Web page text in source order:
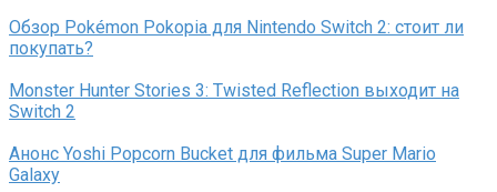
Обзор Pokémon Pokopia для Nintendo Switch 2: стоит ли
покупать?
Monster Hunter Stories 3: Twisted Reflection выходит на
Switch 2
Анонс Yoshi Popcorn Bucket для фильма Super Mario
Galaxy